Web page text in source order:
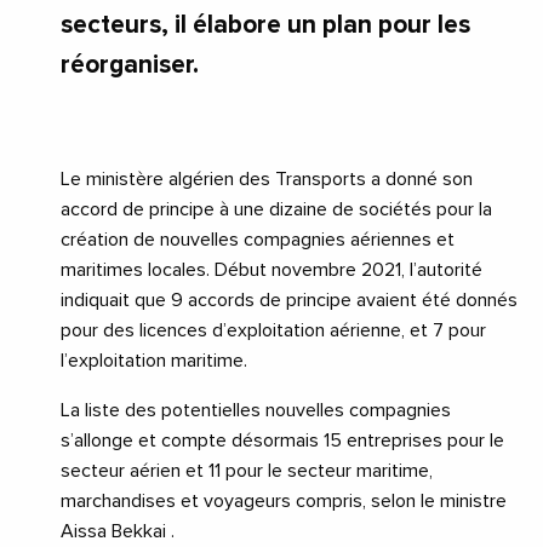
secteurs, il élabore un plan pour les
réorganiser.
Le ministère algérien des Transports a donné son
accord de principe à une dizaine de sociétés pour la
création de nouvelles compagnies aériennes et
maritimes locales. Début novembre 2021, l’autorité
indiquait que 9 accords de principe avaient été donnés
pour des licences d’exploitation aérienne, et 7 pour
l’exploitation maritime.
La liste des potentielles nouvelles compagnies
s’allonge et compte désormais 15 entreprises pour le
secteur aérien et 11 pour le secteur maritime,
marchandises et voyageurs compris, selon le ministre
Aissa Bekkai .